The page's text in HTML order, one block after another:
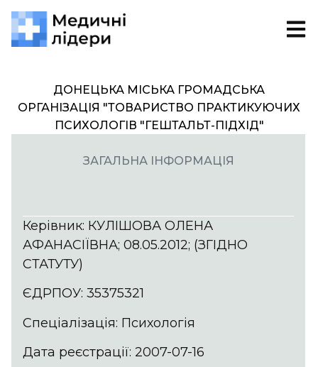
ДОНЕЦЬКА МІСЬКА ГРОМАДСЬКА
ОРГАНІЗАЦІЯ "ТОВАРИСТВО ПРАКТИКУЮЧИХ
ПСИХОЛОГІВ "ГЕШТАЛЬТ-ПІДХІД"
ЗАГАЛЬНА ІНФОРМАЦІЯ
Керівник: КУЛІШОВА ОЛЕНА
АФАНАСІЇВНА; 08.05.2012; (ЗГІДНО
СТАТУТУ)
ЄДРПОУ: 35375321
Спеціалізація: Психологія
Дата реєстрації: 2007-07-16